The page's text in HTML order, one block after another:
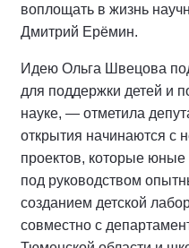
воплощать в жизнь
Дмитрий Ерёмин.
Идею Ольга Швецова
для поддержки детей и
науке, — отметила
открытия начинаются с
проектов, которые юные
под руководством
созданием детской
совместно с